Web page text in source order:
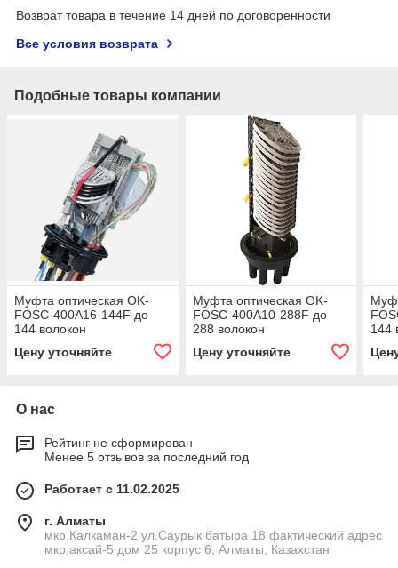
Возврат товара в течение 14 дней по договоренности
Все условия возврата
Подобные товары компании
Муфта оптическая OK-
FOSC-400A16-144F до
144 волокон
Цену уточняйте
Муфта оптическая OK-
FOSC-400A10-288F до
288 волокон
Цену уточняйте
144
О нас
Рейтинг не сформирован
Менее 5 отзывов за последний год
Работает с 11.02.2025
г. Алматы
мкр,Калкаман-2 ул.Саурык батыра 18 фактический адрес
мкр,аксай-5 дом 25 корпус 6, Алматы, Казахстан